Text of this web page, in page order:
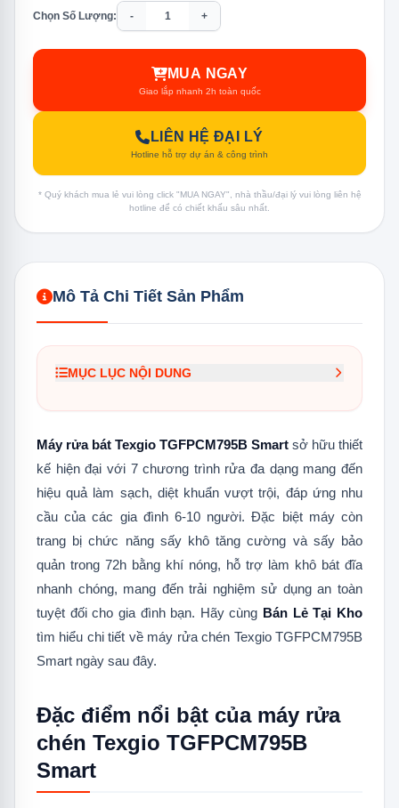
Chọn Số Lượng: - +
MUA NGAY
Giao lắp nhanh 2h toàn quốc
LIÊN HỆ ĐẠI LÝ
Hotline hỗ trợ dự án & công trình
* Quý khách mua lẻ vui lòng click "MUA NGAY", nhà thầu/đại lý vui lòng liên hệ
hotline để có chiết khấu sâu nhất.
Mô Tả Chi Tiết Sản Phẩm
MỤC LỤC NỘI DUNG
đồ ăn Châu Âu
1.2Đa dạng với 7 chương trình rửa
1.3Sấy khô tăng cường Extra Dry
1.5Trang bị hàng hoạt tiện ích an toàn
cho người dùng
Máy rửa bát Texgio TGFPCM795B Smart sở hữu thiết
kế hiện đại với 7 chương trình rửa đa dạng mang đến
hiệu quả làm sạch, diệt khuẩn vượt trội, đáp ứng nhu
cầu của các gia đình 6-10 người. Đặc biệt máy còn
trang bị chức năng sấy khô tăng cường và sấy bảo
quản trong 72h bằng khí nóng, hỗ trợ làm khô bát đĩa
nhanh chóng, mang đến trải nghiệm sử dụng an toàn
tuyệt đối cho gia đình bạn. Hãy cùng Bán Lẻ Tại Kho
tìm hiểu chi tiết về máy rửa chén Texgio TGFPCM795B
Smart ngày sau đây.
Đặc điểm nổi bật của máy rửa
chén Texgio TGFPCM795B
Smart